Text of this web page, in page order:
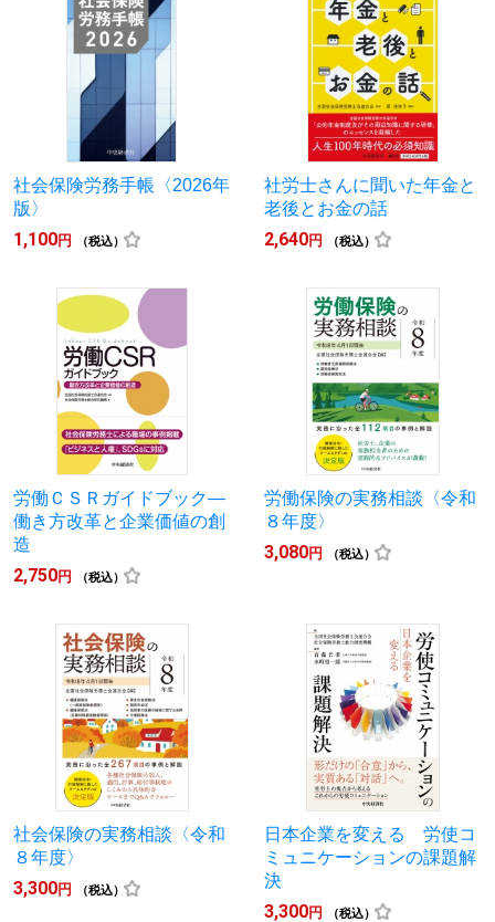
社会保険労務手帳〈2026年
版〉
1,100円 （税込）
社労士さんに聞いた年金と
老後とお金の話
2,640円 （税込）
労働ＣＳＲガイドブック―
働き方改革と企業価値の創
造
2,750円 （税込）
労働保険の実務相談〈令和
８年度〉
3,080円 （税込）
社会保険の実務相談〈令和
８年度〉
3,300円 （税込）
日本企業を変える 労使コ
ミュニケーションの課題解
決
3,300円 （税込）